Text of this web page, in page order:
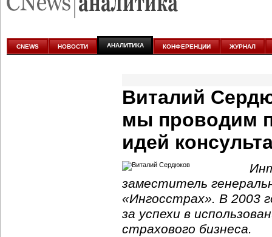
аналитике
CNEWS НОВОСТИ АНАЛИТИКА КОНФЕРЕНЦИИ ЖУРНАЛ
Виталий
мы проводим
идей
заместитель
«Ингосстрах». В 2003
за успехи в
страхового бизнеса.